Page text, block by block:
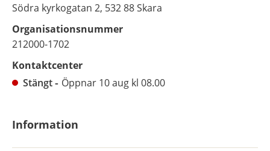
Södra kyrkogatan 2, 532 88 Skara
Organisationsnummer
212000-1702
Kontaktcenter
Stängt
Öppnar 10 aug kl 08.00
Information